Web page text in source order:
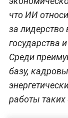
что ИИ
за лидерство
государства
Среди
базу,
работы таких